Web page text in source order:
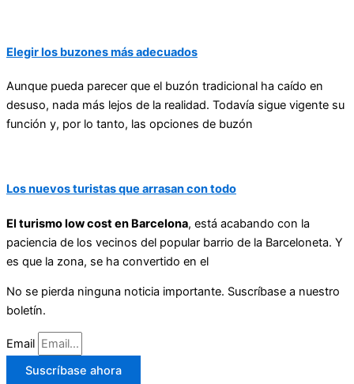
Elegir los buzones más adecuados
Aunque pueda parecer que el buzón tradicional ha caído en
desuso, nada más lejos de la realidad. Todavía sigue vigente su
función y, por lo tanto, las opciones de buzón
Los nuevos turistas que arrasan con todo
El turismo low cost en Barcelona, está acabando con la
paciencia de los vecinos del popular barrio de la Barceloneta. Y
es que la zona, se ha convertido en el
No se pierda ninguna noticia importante. Suscríbase a nuestro
boletín.
Email
Suscríbase ahora